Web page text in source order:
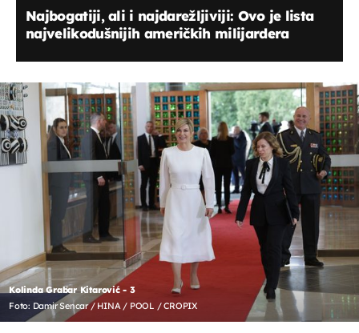
Najbogatiji, ali i najdarežljiviji: Ovo je lista
najvelikodušnijih američkih milijardera
Kolinda Grabar Kitarović - 3
Foto: Damir Sencar / HINA / POOL / CROPIX